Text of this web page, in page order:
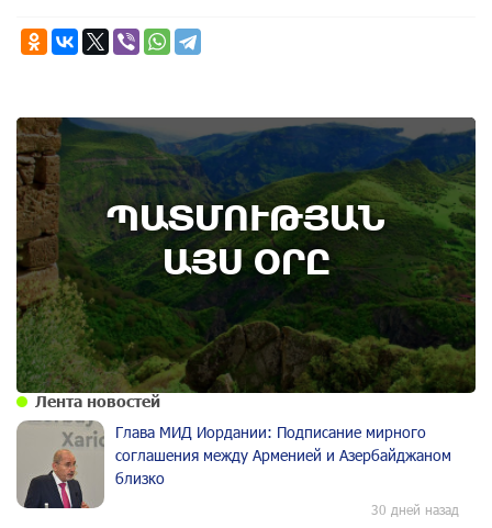
ՊԱՏՄՈՒԹՅԱՆ
ԱՅՍ ՕՐԸ
7th of August
Административный суд удовлетворил иск ААЦ
по делу монастыря Ованаванк
Лента новостей
Глава МИД Иордании: Подписание мирного
соглашения между Арменией и Азербайджаном
близко
30 дней назад